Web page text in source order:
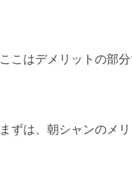
ここはデメリットの部
まずは、朝シャンのメ